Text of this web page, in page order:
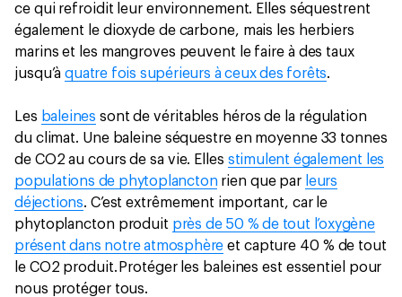
ce qui refroidit leur environnement. Elles séquestrent
également le dioxyde de carbone, mais les herbiers
marins et les mangroves peuvent le faire à des taux
jusqu’àquatre fois supérieurs à ceux des forêts.
Les baleines sont de véritables héros de la régulation
du climat. Une baleine séquestre en moyenne 33 tonnes
de CO2 au cours de sa vie. Elles stimulent également les
populations de phytoplanctonrien que par leurs
déjections. C’est extrêmement important, car le
phytoplancton produit près de 50 % de tout l’oxygène
présent dans notre atmosphère et capture 40 % de tout
le CO2 produit. Protéger les baleines est essentiel pour
nous protéger tous.